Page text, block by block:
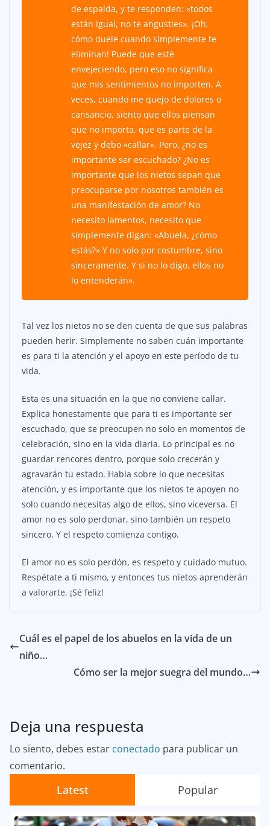
de espalda, y te responden: «todos
están igual, no te angusties». ¡Oh,
cómo duele cuando simplemente te
eliminan! Puede que esté
envejeciendo, pero eso no significa
que mis sentimientos no importen. A
veces, cuando me quejo de dolores o
cansancio, siento que ellos piensan
que no importa, que es parte de la
vejez y debo «callar». Pero, ¿no es
importante ser escuchado? ¿No es
importante que los nietos sepan que
preocuparse por nosotros también es
una manifestación de amor? No
necesito lamentos, necesito que
simplemente digan: «Abuela, ¿cómo
estás?» Y no solo por costumbre, sino
sinceramente. Y si no lo digo, ellos no
lo entenderán».
Tal vez los nietos no se den cuenta de que sus palabras
pueden herir. Simplemente no saben cuán importante
es para ti la atención y el apoyo en este período de tu
vida.
Esta es una situación en la que no conviene callar.
Explica honestamente que para ti es importante ser
escuchado, que se preocupen no solo en momentos de
celebración, sino en la vida diaria. Lo principal es no
guardar rencores dentro, porque solo crecerán y
agravarán tu estado. Habla sobre lo que necesitas
atención, y es importante que los nietos te apoyen no
solo cuando necesitas algo de ellos, sino viceversa. El
amor no es solo perdonar, sino también un respeto
sincero. Y el respeto comienza contigo.
El amor no es solo perdón, es respeto y cuidado mutuo.
Respétate a ti mismo, y entonces tus nietos aprenderán
a valorarte. ¡Sé feliz!
Cuál es el papel de los abuelos en la vida de un
niño…
Cómo ser la mejor suegra del mundo…
Deja una respuesta
Lo siento, debes estar conectado para publicar un
comentario.
Latest Popular